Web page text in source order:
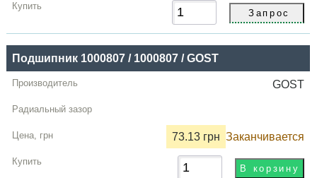
Подшипник 1000807 / 1000807 / GOST
GOST
73.13 грн Заканчивается